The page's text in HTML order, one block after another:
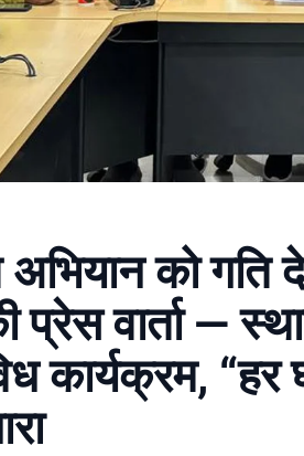
अभियान को गति
प्रेस वार्ता —
कार्यक्रम, “हर